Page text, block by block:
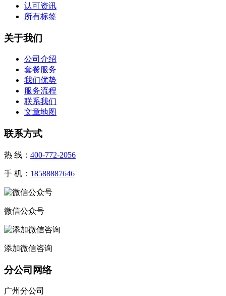
认可资讯
所有标签
关于我们
公司介绍
套餐服务
我们优势
服务流程
联系我们
文章地图
联系方式
热 线： 400-772-2056
手 机： 18588887646
微信公众号
添加微信咨询
分公司网络
广州分公司